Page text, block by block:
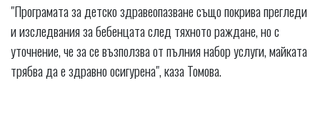
"Програмата за детско здравеопазване също покрива прегледи
и изследвания за бебенцата след тяхното раждане, но с
уточнение, че за се възползва от пълния набор услуги, майката
трябва да е здравно осигурена", каза Томова.